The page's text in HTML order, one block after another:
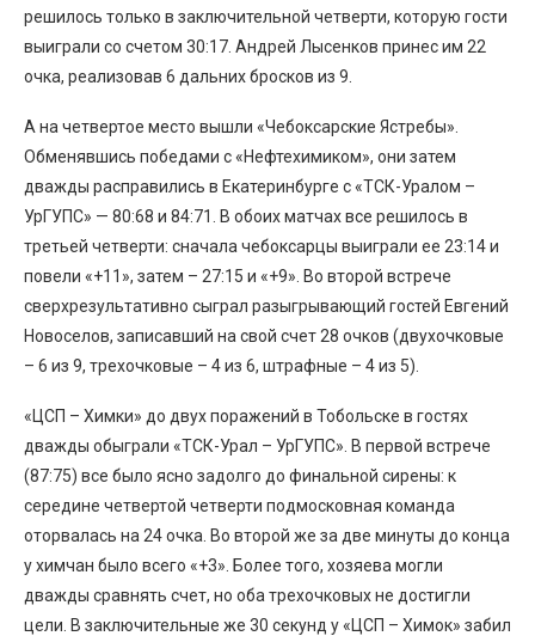
решилось только в заключительной четверти, которую гости
выиграли со счетом 30:17. Андрей Лысенков принес им 22
очка, реализовав 6 дальних бросков из 9.
А на четвертое место вышли «Чебоксарские Ястребы».
Обменявшись победами с «Нефтехимиком», они затем
дважды расправились в Екатеринбурге с «ТСК-Уралом –
УрГУПС» — 80:68 и 84:71. В обоих матчах все решилось в
третьей четверти: сначала чебоксарцы выиграли ее 23:14 и
повели «+11», затем – 27:15 и «+9». Во второй встрече
сверхрезультативно сыграл разыгрывающий гостей Евгений
Новоселов, записавший на свой счет 28 очков (двухочковые
– 6 из 9, трехочковые – 4 из 6, штрафные – 4 из 5).
«ЦСП – Химки» до двух поражений в Тобольске в гостях
дважды обыграли «ТСК-Урал – УрГУПС». В первой встрече
(87:75) все было ясно задолго до финальной сирены: к
середине четвертой четверти подмосковная команда
оторвалась на 24 очка. Во второй же за две минуты до конца
у химчан было всего «+3». Более того, хозяева могли
дважды сравнять счет, но оба трехочковых не достигли
цели. В заключительные же 30 секунд у «ЦСП – Химок» забил